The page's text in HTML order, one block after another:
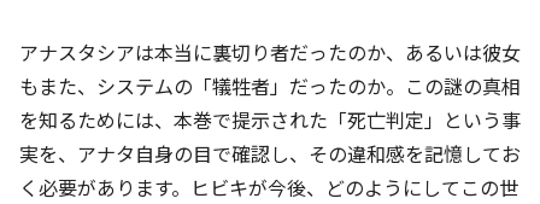
アナスタシアは本当に裏切り者だったのか、あるいは彼女
もまた、システムの「犠牲者」だったのか。この謎の真相
を知るためには、本巻で提示された「死亡判定」という事
実を、アナタ自身の目で確認し、その違和感を記憶してお
く必要があります。ヒビキが今後、どのようにしてこの世